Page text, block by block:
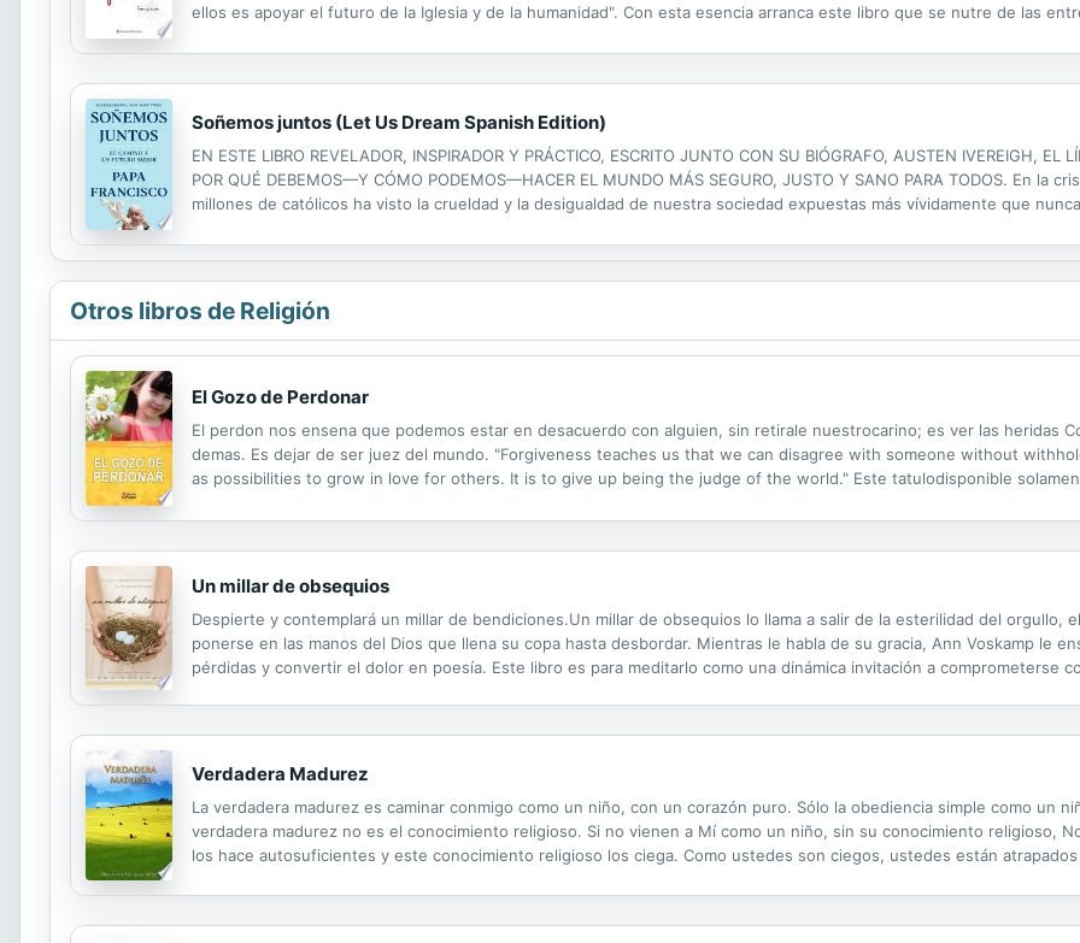
ellos es apoyar el futuro de la Iglesia y de la humanidad". Con esta esencia arranca este libro que se nutre de las
Soñemos juntos (Let Us Dream Spanish Edition)
EN ESTE LIBRO REVELADOR, INSPIRADOR Y PRÁCTICO, ESCRITO JUNTO CON SU BIÓGRAFO, AUSTEN IVEREIGH, EL
POR QUÉ DEBEMOS—Y CÓMO PODEMOS—HACER EL MUNDO MÁS SEGURO, JUSTO Y SANO PARA TODOS. En la
millones de católicos ha visto la crueldad y la desigualdad de nuestra sociedad expuestas más vívidamente que
Otros libros de Religión
El Gozo de Perdonar
El perdon nos ensena que podemos estar en desacuerdo con alguien, sin retirale nuestrocarino; es ver las heridas
demas. Es dejar de ser juez del mundo. "Forgiveness teaches us that we can disagree with someone without
as possibilities to grow in love for others. It is to give up being the judge of the world." Este tatulodisponible
Un millar de obsequios
Despierte y contemplará un millar de bendiciones.Un millar de obsequios lo llama a salir de la esterilidad del orgullo,
ponerse en las manos del Dios que llena su copa hasta desbordar. Mientras le habla de su gracia, Ann Voskamp le
pérdidas y convertir el dolor en poesía. Este libro es para meditarlo como una dinámica invitación a comprometerse
Verdadera Madurez
La verdadera madurez es caminar conmigo como un niño, con un corazón puro. Sólo la obediencia simple como un
verdadera madurez no es el conocimiento religioso. Si no vienen a Mí como un niño, sin su conocimiento religioso,
los hace autosuficientes y este conocimiento religioso los ciega. Como ustedes son ciegos, ustedes están